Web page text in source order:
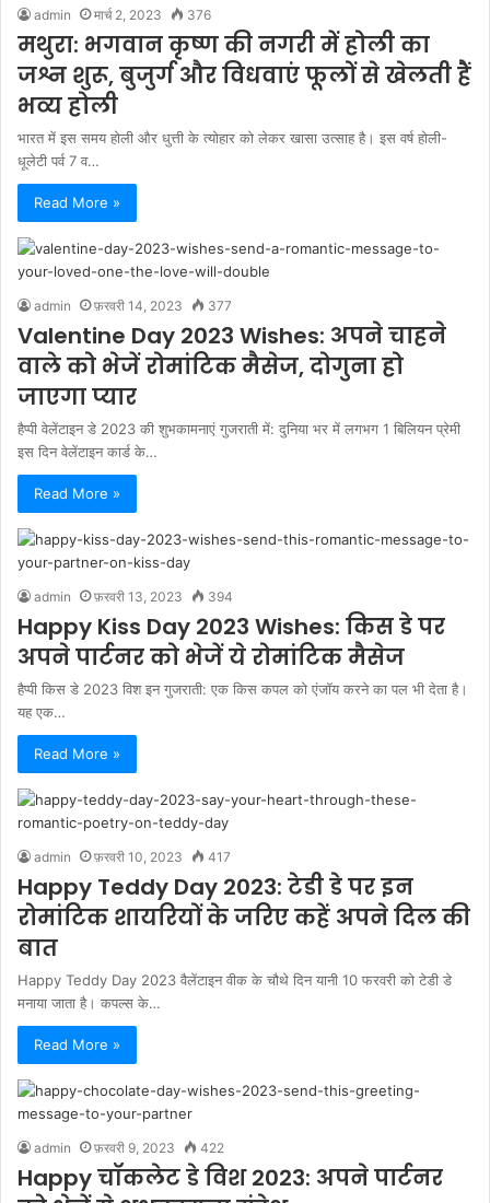
admin मार्च 2, 2023 376
मथुरा: भगवान कृष्ण की नगरी में होली का
जश्न शुरू, बुजुर्ग और विधवाएं फूलों से खेलती हैं
भव्य होली
भारत में इस समय होली और धुत्ती के त्योहार को लेकर खासा उत्साह है। इस वर्ष होली-
धूलेटी पर्व 7 व…
Read More »
admin फ़रवरी 14, 2023 377
Valentine Day 2023 Wishes: अपने चाहने
वाले को भेजें रोमांटिक मैसेज, दोगुना हो
जाएगा प्यार
हैप्पी वेलेंटाइन डे 2023 की शुभकामनाएं गुजराती में: दुनिया भर में लगभग 1 बिलियन प्रेमी
इस दिन वेलेंटाइन कार्ड के…
Read More »
admin फ़रवरी 13, 2023 394
Happy Kiss Day 2023 Wishes: किस डे पर
अपने पार्टनर को भेजें ये रोमांटिक मैसेज
हैप्पी किस डे 2023 विश इन गुजराती: एक किस कपल को एंजॉय करने का पल भी देता है।
यह एक…
Read More »
admin फ़रवरी 10, 2023 417
Happy Teddy Day 2023: टेडी डे पर इन
रोमांटिक शायरियों के जरिए कहें अपने दिल की
बात
Happy Teddy Day 2023 वैलेंटाइन वीक के चौथे दिन यानी 10 फरवरी को टेडी डे
मनाया जाता है। कपल्स के…
Read More »
admin फ़रवरी 9, 2023 422
Happy चॉकलेट डे विश 2023: अपने पार्टनर